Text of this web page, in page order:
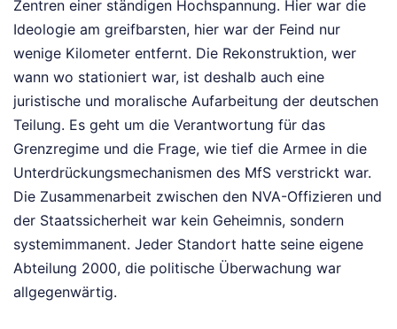
Zentren einer ständigen Hochspannung. Hier war die
Ideologie am greifbarsten, hier war der Feind nur
wenige Kilometer entfernt. Die Rekonstruktion, wer
wann wo stationiert war, ist deshalb auch eine
juristische und moralische Aufarbeitung der deutschen
Teilung. Es geht um die Verantwortung für das
Grenzregime und die Frage, wie tief die Armee in die
Unterdrückungsmechanismen des MfS verstrickt war.
Die Zusammenarbeit zwischen den NVA-Offizieren und
der Staatssicherheit war kein Geheimnis, sondern
systemimmanent. Jeder Standort hatte seine eigene
Abteilung 2000, die politische Überwachung war
allgegenwärtig.